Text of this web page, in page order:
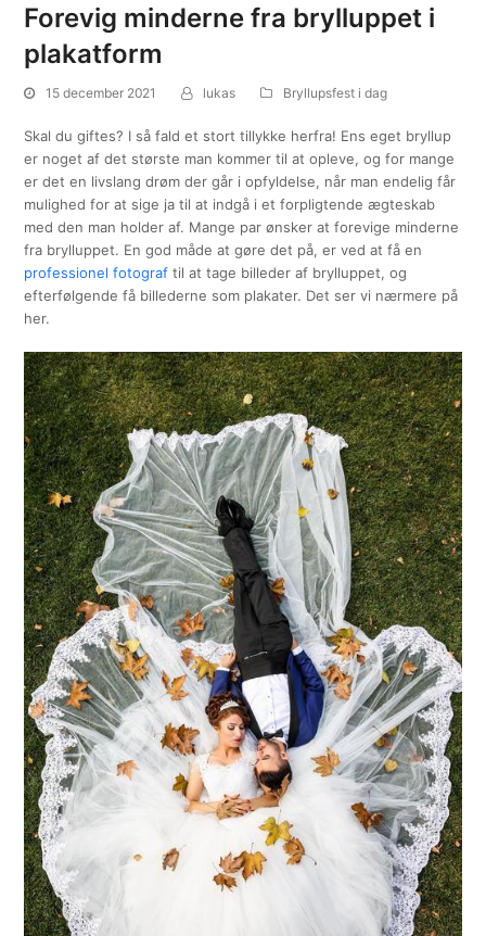
Forevig minderne fra brylluppet i
plakatform
15 december 2021 lukas Bryllupsfest i dag
Skal du giftes? I så fald et stort tillykke herfra! Ens eget bryllup
er noget af det største man kommer til at opleve, og for mange
er det en livslang drøm der går i opfyldelse, når man endelig får
mulighed for at sige ja til at indgå i et forpligtende ægteskab
med den man holder af. Mange par ønsker at forevige minderne
fra brylluppet. En god måde at gøre det på, er ved at få en
professionel fotograf til at tage billeder af brylluppet, og
efterfølgende få billederne som plakater. Det ser vi nærmere på
her.